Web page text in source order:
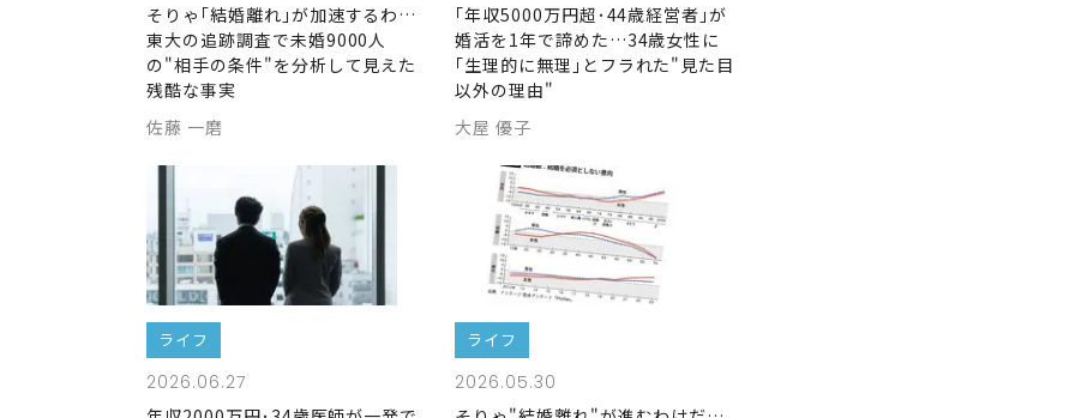
そりゃ｢結婚離れ｣が加速するわ…
東大の追跡調査で未婚9000人
の"相手の条件"を分析して見えた
残酷な事実
佐藤 一磨
｢年収5000万円超･44歳経営者｣が
婚活を1年で諦めた…34歳女性に
｢生理的に無理｣とフラれた"見た目
以外の理由"
大屋 優子
ライフ
2026.06.27
ライフ
2026.05.30